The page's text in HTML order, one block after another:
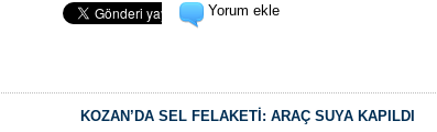
Yorum ekle
KOZAN’DA SEL FELAKETİ: ARAÇ SUYA KAPILDI